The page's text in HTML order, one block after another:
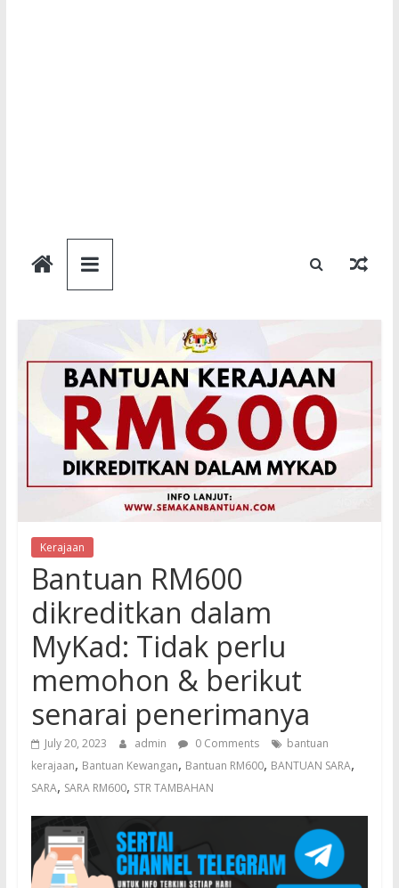
Semakan
Bantuan
untuk
Kerajaan
Bantuan RM600
dikreditkan dalam
MyKad: Tidak perlu
memohon & berikut
senarai penerimanya
July 20, 2023 admin 0 Comments
bantuan
kerajaan, Bantuan Kewangan, Bantuan RM600, BANTUAN SARA,
SARA, SARA RM600, STR TAMBAHAN